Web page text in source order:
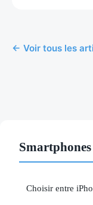
← Voir tous les
Choisir entre